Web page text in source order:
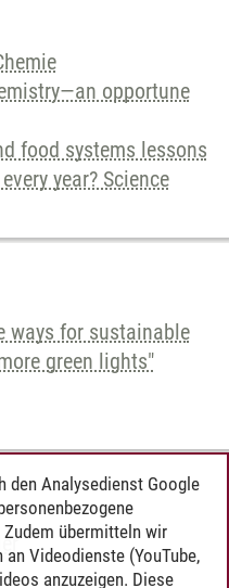
opportune
food systems lessons
year? Science
ways for sustainable
green lights"
den Analysedienst Google
übermitteln wir
Videodienste (YouTube,
anzuzeigen. Diese